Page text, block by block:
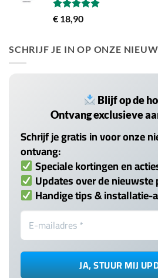
Gewaardeerd
uit 5
€ 18,90
SCHRIJF JE IN OP ONZE
Blijf op de
Ontvang exclusieve
Schrijf je gratis in voor onze
ontvang:
Speciale kortingen en
Updates over de nieuwste
Handige tips & installatie-